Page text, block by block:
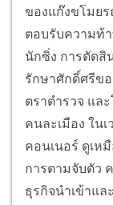
ของแก๊งขโมยร
ตอบรับความท้
นักซิ่ง การตัดสิ
รักษาศักดิ์ศรีขอ
ตราตำรวจ แล
คนละเมือง ใน
คอนเนอร์ ดูเห
การตามจับตัว
ธุรกิจนำเข้าแล